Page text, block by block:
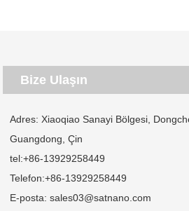
Bize Ulaşın
Adres: Xiaoqiao Sanayi Bölgesi,
Guangdong, Çin
tel:+86-13929258449
Telefon:+86-13929258449
E-posta:sales03@satnano.com